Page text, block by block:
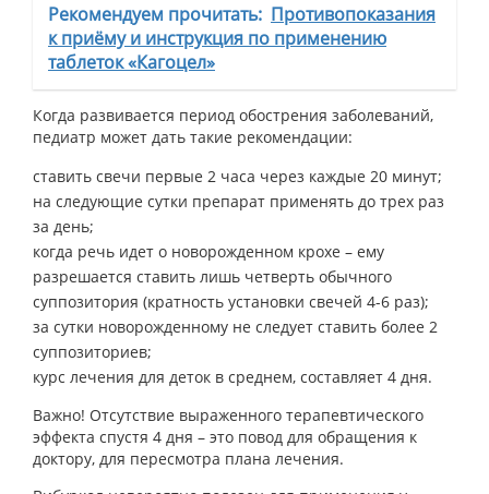
Рекомендуем прочитать: Противопоказания
к приёму и инструкция по применению
таблеток «Кагоцел»
Когда развивается период обострения заболеваний,
педиатр может дать такие рекомендации:
ставить свечи первые 2 часа через каждые 20 минут;
на следующие сутки препарат применять до трех раз
за день;
когда речь идет о новорожденном крохе – ему
разрешается ставить лишь четверть обычного
суппозитория (кратность установки свечей 4-6 раз);
за сутки новорожденному не следует ставить более 2
суппозиториев;
курс лечения для деток в среднем, составляет 4 дня.
Важно! Отсутствие выраженного терапевтического
эффекта спустя 4 дня – это повод для обращения к
доктору, для пересмотра плана лечения.